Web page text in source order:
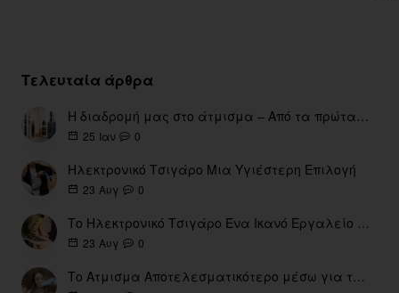
Τελευταία άρθρα
Η διαδρομή μας στο άτμισμα – Από τα πρώτα eGo έως τη σύγχρονη εποχή
25 Ιαν 0
Ηλεκτρονικό Τσιγάρο Μια Υγιέστερη Επιλογή
23 Αυγ 0
Το Ηλεκτρονικό Τσιγάρο Ένα Ικανό Εργαλείο για τη Διακοπή του Καπνίσματος
23 Αυγ 0
Το Ατμισμα Αποτελεσματικότερο μέσω για την διακοπή Καπνίσματος